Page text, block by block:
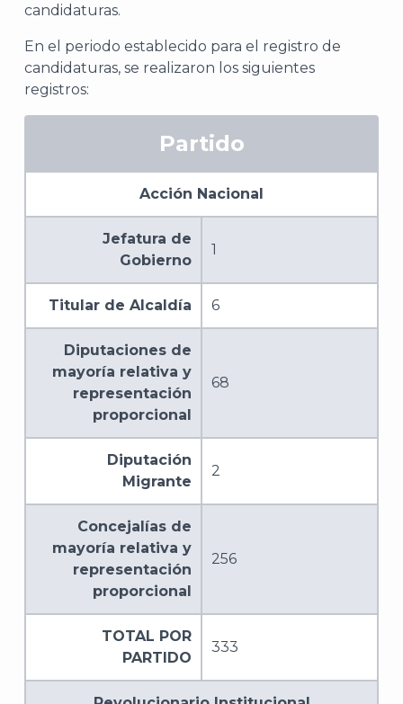
candidaturas.
En el periodo establecido para el registro de
candidaturas, se realizaron los siguientes
registros:
Partido
Acción Nacional
Jefatura de
Gobierno
1
Titular de Alcaldía 6
Diputaciones de
mayoría relativa y
representación
proporcional
68
Diputación
Migrante
2
Concejalías de
mayoría relativa y
representación
proporcional
256
TOTAL POR
PARTIDO
333